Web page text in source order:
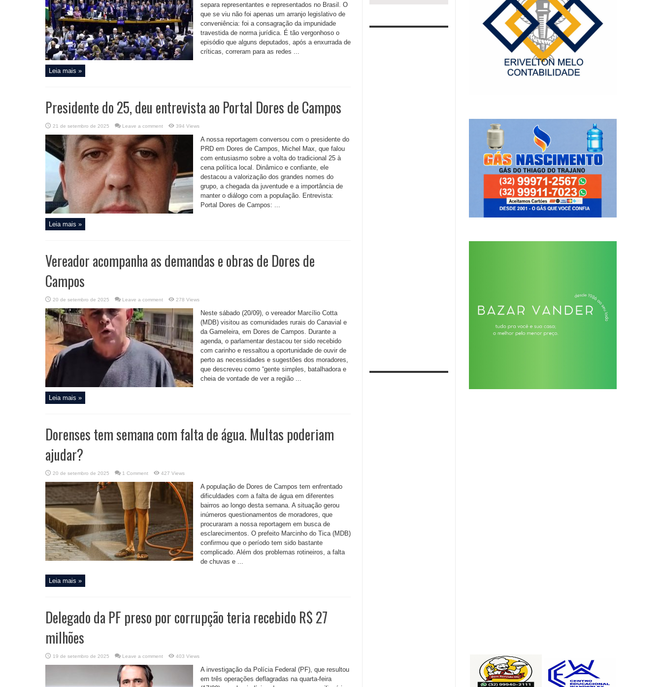
separa representantes e representados no Brasil. O
que se viu não foi apenas um arranjo legislativo de
conveniência: foi a consagração da impunidade
travestida de norma jurídica. É tão vergonhoso o
episódio que alguns deputados, após a enxurrada de
críticas, correram para as redes ...
Leia mais »
Presidente do 25, deu entrevista ao Portal Dores de Campos
21 de setembro de 2025 Leave a comment 394 Views
A nossa reportagem conversou com o presidente do
PRD em Dores de Campos, Michel Max, que falou
com entusiasmo sobre a volta do tradicional 25 à
cena política local. Dinâmico e confiante, ele
destacou a valorização dos grandes nomes do
grupo, a chegada da juventude e a importância de
manter o diálogo com a população. Entrevista:
Portal Dores de Campos: ...
Leia mais »
Vereador acompanha as demandas e obras de Dores de
Campos
20 de setembro de 2025 Leave a comment 278 Views
Neste sábado (20/09), o vereador Marcílio Cotta
(MDB) visitou as comunidades rurais do Canavial e
da Gameleira, em Dores de Campos. Durante a
agenda, o parlamentar destacou ter sido recebido
com carinho e ressaltou a oportunidade de ouvir de
perto as necessidades e sugestões dos moradores,
que descreveu como “gente simples, batalhadora e
cheia de vontade de ver a região ...
Leia mais »
Dorenses tem semana com falta de água. Multas poderiam
ajudar?
20 de setembro de 2025 1 Comment 427 Views
A população de Dores de Campos tem enfrentado
dificuldades com a falta de água em diferentes
bairros ao longo desta semana. A situação gerou
inúmeros questionamentos de moradores, que
procuraram a nossa reportagem em busca de
esclarecimentos. O prefeito Marcinho do Tica (MDB)
confirmou que o período tem sido bastante
complicado. Além dos problemas rotineiros, a falta
de chuvas e ...
Leia mais »
Delegado da PF preso por corrupção teria recebido R$ 27
milhões
19 de setembro de 2025 Leave a comment 403 Views
A investigação da Polícia Federal (PF), que resultou
em três operações deflagradas na quarta-feira